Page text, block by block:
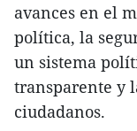
avances en el
política, la
un sistema
transparente y
ciudadanos.